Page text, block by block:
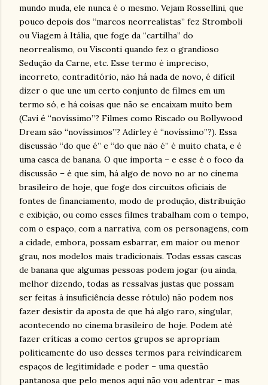
mundo muda, ele nunca é o mesmo. Vejam Rossellini, que
pouco depois dos “marcos neorrealistas” fez Stromboli
ou Viagem à Itália, que foge da “cartilha” do
neorrealismo, ou Visconti quando fez o grandioso
Sedução da Carne, etc. Esse termo é impreciso,
incorreto, contraditório, não há nada de novo, é difícil
dizer o que une um certo conjunto de filmes em um
termo só, e há coisas que não se encaixam muito bem
(Cavi é “novíssimo”? Filmes como Riscado ou Bollywood
Dream são “novíssimos”? Adirley é “novíssimo”?). Essa
discussão “do que é” e “do que não é” é muito chata, e é
uma casca de banana. O que importa – e esse é o foco da
discussão – é que sim, há algo de novo no ar no cinema
brasileiro de hoje, que foge dos circuitos oficiais de
fontes de financiamento, modo de produção, distribuição
e exibição, ou como esses filmes trabalham com o tempo,
com o espaço, com a narrativa, com os personagens, com
a cidade, embora, possam esbarrar, em maior ou menor
grau, nos modelos mais tradicionais. Todas essas cascas
de banana que algumas pessoas podem jogar (ou ainda,
melhor dizendo, todas as ressalvas justas que possam
ser feitas à insuficiência desse rótulo) não podem nos
fazer desistir da aposta de que há algo raro, singular,
acontecendo no cinema brasileiro de hoje. Podem até
fazer críticas a como certos grupos se apropriam
politicamente do uso desses termos para reivindicarem
espaços de legitimidade e poder – uma questão
pantanosa que pelo menos aqui não vou adentrar – mas